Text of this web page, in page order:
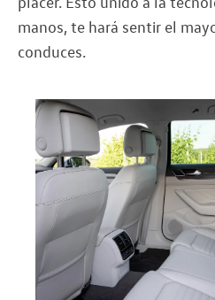
manos, te hará sentir el
conduces.